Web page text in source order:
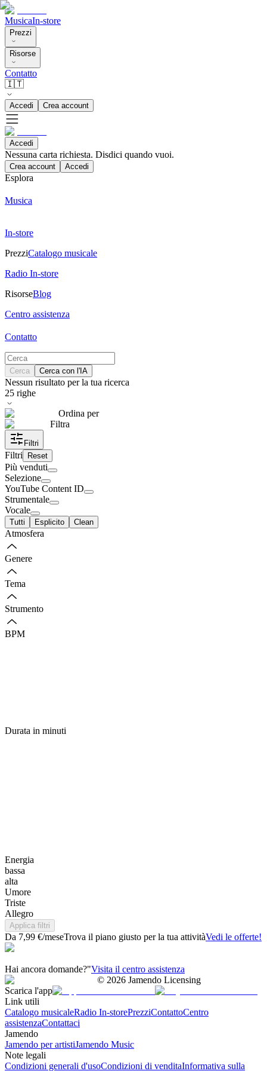
MusicaIn-store
Prezzi
Risorse
Contatto
🇮🇹
Accedi Crea account
Accedi
Nessuna carta richiesta. Disdici quando vuoi.
Crea account Accedi
Esplora
Musica
In-store
PrezziCatalogo musicale
Radio In-store
RisorseBlog
Centro assistenza
Contatto
Cerca Cerca con l'IA
Nessun risultato per la tua ricerca
25 righe
Ordina per
Filtra
Filtri
Filtri Reset
Più venduti
Selezione
YouTube Content ID
Strumentale
Vocale
Tutti Esplicito Clean
Atmosfera
Genere
Tema
Strumento
BPM
Durata in minuti
Energia
bassa
alta
Umore
Triste
Allegro
Applica filtri
Da 7,99 €/meseTrova il piano giusto per la tua attivitàVedi le offerte!
Hai ancora domande?"Visita il centro assistenza
© 2026 Jamendo Licensing
Scarica l'app
Link utili
Catalogo musicaleRadio In-storePrezziContattoCentro
assistenzaContattaci
Jamendo
Jamendo per artistiJamendo Music
Note legali
Condizioni generali d'usoCondizioni di venditaInformativa sulla